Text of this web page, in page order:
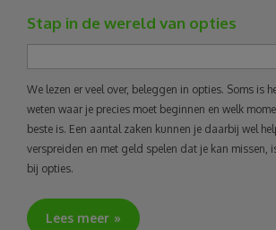
Stap in de wereld van opties
We lezen er veel over, beleggen in opties. Soms is
weten waar je precies moet beginnen en welk
beste is. Een aantal zaken kunnen je daarbij wel
verspreiden en met geld spelen dat je kan missen,
bij opties.
Lees meer